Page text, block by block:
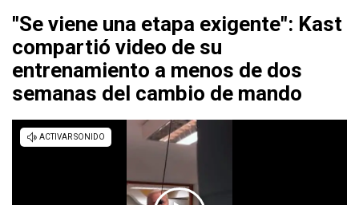
"Se viene una etapa exigente": Kast
compartió video de su
entrenamiento a menos de dos
semanas del cambio de mando